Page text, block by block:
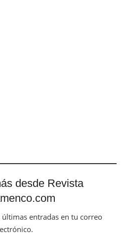
desde Revista
últimas entradas en tu correo